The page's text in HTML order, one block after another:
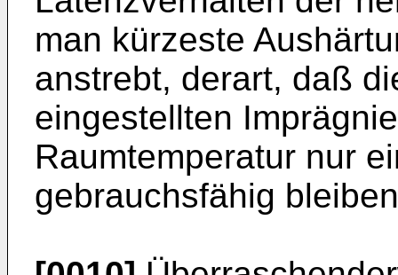
man kürzeste
anstrebt, derart, daß
eingestellten
Raumtemperatur nur
gebrauchsfähig